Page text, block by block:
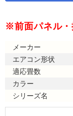
※前面パネル・
メーカー
エアコン形状
適応畳数
カラー
シリーズ名